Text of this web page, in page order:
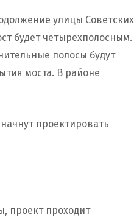
улицы Советских
будет четырехполосным.
полосы будут
моста. В районе
проектировать
проект проходит